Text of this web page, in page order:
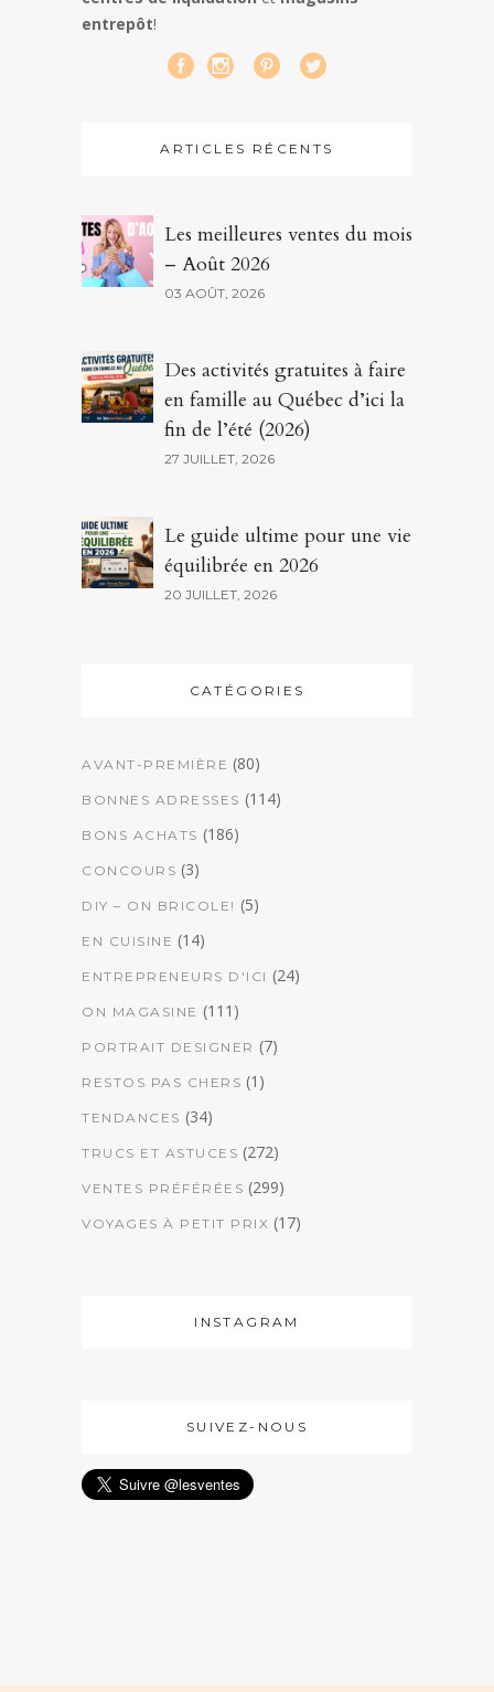
entrepôt!
ARTICLES RÉCENTS
Les meilleures ventes du mois
– Août 2026
03 AOÛT, 2026
Des activités gratuites à faire
en famille au Québec d’ici la
fin de l’été (2026)
27 JUILLET, 2026
Le guide ultime pour une vie
équilibrée en 2026
20 JUILLET, 2026
CATÉGORIES
AVANT-PREMIÈRE (80)
BONNES ADRESSES (114)
BONS ACHATS (186)
CONCOURS (3)
DIY – ON BRICOLE! (5)
EN CUISINE (14)
ENTREPRENEURS D'ICI (24)
ON MAGASINE (111)
PORTRAIT DESIGNER (7)
RESTOS PAS CHERS (1)
TENDANCES (34)
TRUCS ET ASTUCES (272)
VENTES PRÉFÉRÉES (299)
VOYAGES À PETIT PRIX (17)
INSTAGRAM
SUIVEZ-NOUS